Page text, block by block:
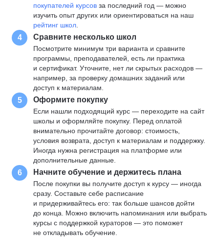
покупателей курсов за последний год — можно
изучить опыт других или ориентироваться на наш
рейтинг школ
4 Сравните несколько школ
Посмотрите минимум три варианта и сравните
программы, преподавателей, есть ли практика
и сертификат. Уточните, нет ли скрытых расходов —
например, за проверку домашних заданий или
доступ к материалам.
5 Оформите покупку
Если нашли подходящий курс — переходите на сайт
школы и оформляйте покупку. Перед оплатой
внимательно прочитайте договор: стоимость,
условия возврата, доступ к материалам и поддержку.
Иногда нужна регистрация на платформе или
дополнительные данные.
6 Начните обучение и держитесь плана
После покупки вы получите доступ к курсу — иногда
сразу. Составьте себе расписание
и придерживайтесь его: так больше шансов дойти
до конца. Можно включить напоминания или выбрать
курсы с поддержкой кураторов — это поможет
не откладывать обучение.